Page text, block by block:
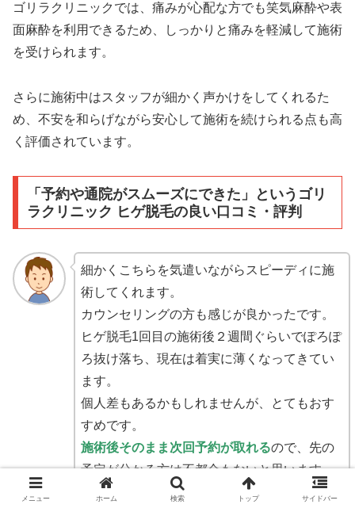
ゴリラクリニックでは、痛みが心配な方でも笑気麻酔や表
面麻酔を利用できるため、しっかりと痛みを軽減して施術
を受けられます。
さらに施術中はスタッフが細かく声かけをしてくれるた
め、不安を和らげながら安心して施術を続けられる点も高
く評価されています。
「予約や通院がスムーズにできた」というゴリ
ラクリニック ヒゲ脱毛の良い口コミ・評判
細かくこちらを気遣いながらスピーディに施
術してくれます。
カウンセリングの方も感じが良かったです。
ヒゲ脱毛1回目の施術後２週間ぐらいでぽろぽ
ろ抜け落ち、現在は着実に薄くなってきてい
ます。
個人差もあるかもしれませんが、とてもおす
すめです。
施術後そのまま次回予約が取れるので、先の
予定が分かる方は不都合もないと思います。
メニュー ホーム 検索 トップ サイドバー